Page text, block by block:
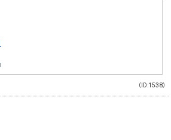
（ID:1538）